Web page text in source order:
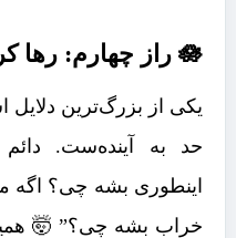
🪷 راز چهارم: رها کردن نگرانی‌های آینده
یکی از بزرگ‌ترین
حد به آینده‌ست.
اینطوری بشه چی؟ اگه
خراب بشه چی؟” 🤯